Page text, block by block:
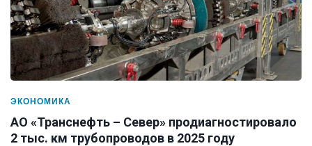
ЭКОНОМИКА
АО «Транснефть – Север» продиагностировало
2 тыс. км трубопроводов в 2025 году